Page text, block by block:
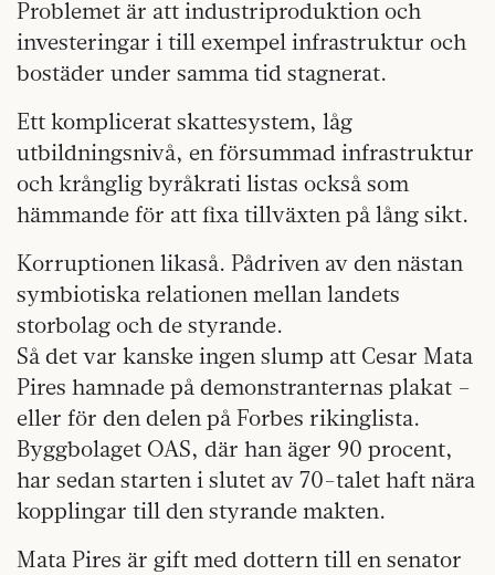
Problemet är att industriproduktion och
investeringar i till exempel infrastruktur och
bostäder under samma tid stagnerat.
Ett komplicerat skattesystem, låg
utbildningsnivå, en försummad infrastruktur
och krånglig byråkrati listas också som
hämmande för att fixa tillväxten på lång sikt.
Korruptionen likaså. Pådriven av den nästan
symbiotiska relationen mellan landets
storbolag och de styrande.
Så det var kanske ingen slump att Cesar Mata
Pires hamnade på demonstranternas plakat –
eller för den delen på Forbes rikinglista.
Byggbolaget OAS, där han äger 90 procent,
har sedan starten i slutet av 70-talet haft nära
kopplingar till den styrande makten.
Mata Pires är gift med dottern till en senator